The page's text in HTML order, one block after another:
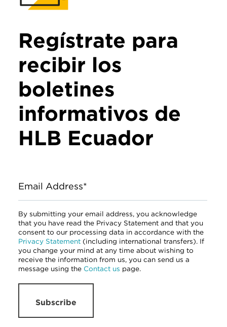
Regístrate para
recibir los
boletines
informativos de
HLB Ecuador
Email Address*
By submitting your email address, you acknowledge
that you have read the Privacy Statement and that you
consent to our processing data in accordance with the
Privacy Statement (including international transfers). If
you change your mind at any time about wishing to
receive the information from us, you can send us a
message using the Contact us page.
Subscribe